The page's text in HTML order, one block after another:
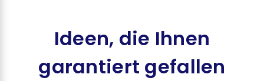
Ideen, die Ihnen
garantiert gefallen